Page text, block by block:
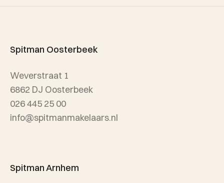
Referenties
Wijken
Spitman Oosterbeek
Weverstraat 1
6862 DJ Oosterbeek
026 445 25 00
info@spitmanmakelaars.nl
Spitman Arnhem